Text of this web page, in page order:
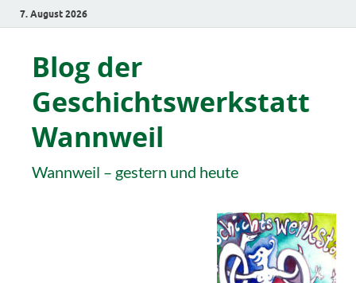
7. August 2026
Blog der
Geschichtswerkstatt
Wannweil
Wannweil – gestern und heute